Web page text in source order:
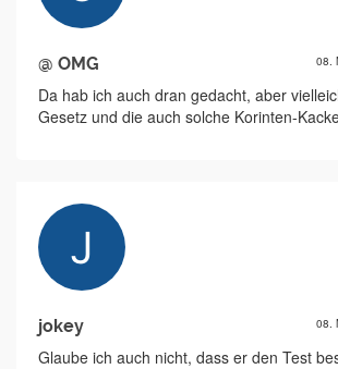
@ OMG 08.
Da hab ich auch dran gedacht, aber
Gesetz und die auch solche Korinten-
jokey 08.
Glaube ich auch nicht, dass er den Test